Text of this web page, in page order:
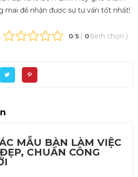
mai để nhận được sự tư vấn tốt nhất!
0/5 ( 0 bình chọn )
MẪU BÀN LÀM VIỆC
CHUẨN CÔNG